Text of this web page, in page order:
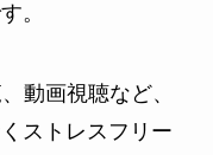
。
動画視聴など、
ストレスフリー